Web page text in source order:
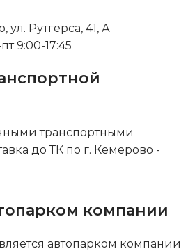
ул. Рутгерса, 41, А
9:00-17:45
транспортными
до ТК по г. Кемерово -
компании
автопарком компании